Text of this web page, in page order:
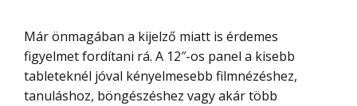
Már önmagában a kijelző miatt is érdemes
figyelmet fordítani rá. A 12″-os panel a kisebb
tableteknél jóval kényelmesebb filmnézéshez,
tanuláshoz, böngészéshez vagy akár több